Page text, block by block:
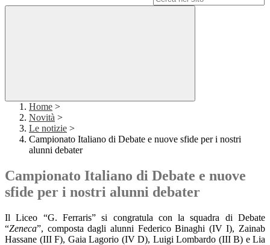
Home >
Novità >
Le notizie >
Campionato Italiano di Debate e nuove sfide per i nostri
alunni debater
Campionato Italiano di Debate e nuove
sfide per i nostri alunni debater
Il Liceo “G. Ferraris” si congratula con la squadra di Debate
“Zeneca”, composta dagli alunni Federico Binaghi (IV I), Zainab
Hassane (III F), Gaia Lagorio (IV D), Luigi Lombardo (III B) e Lia